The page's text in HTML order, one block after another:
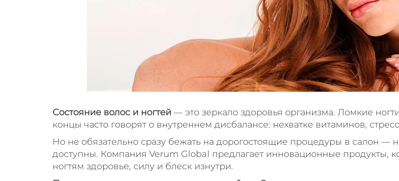
Состояние волос и ногтей — это зеркало здоровья организма. Ломкие
концы часто говорят о внутреннем дисбалансе: нехватке витаминов,
Но не обязательно сразу бежать на дорогостоящие процедуры в салон —
доступны. Компания Verum Global предлагает инновационные продукты,
ногтям здоровье, силу и блеск изнутри.